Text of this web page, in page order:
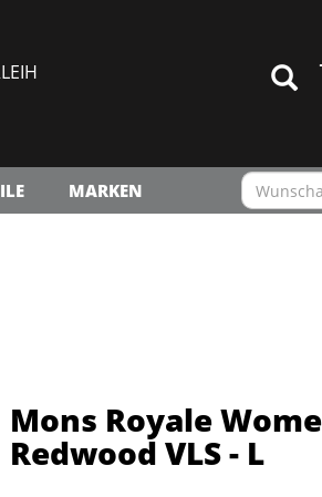
MARKEN
Mons Royale
Redwood VLS - L